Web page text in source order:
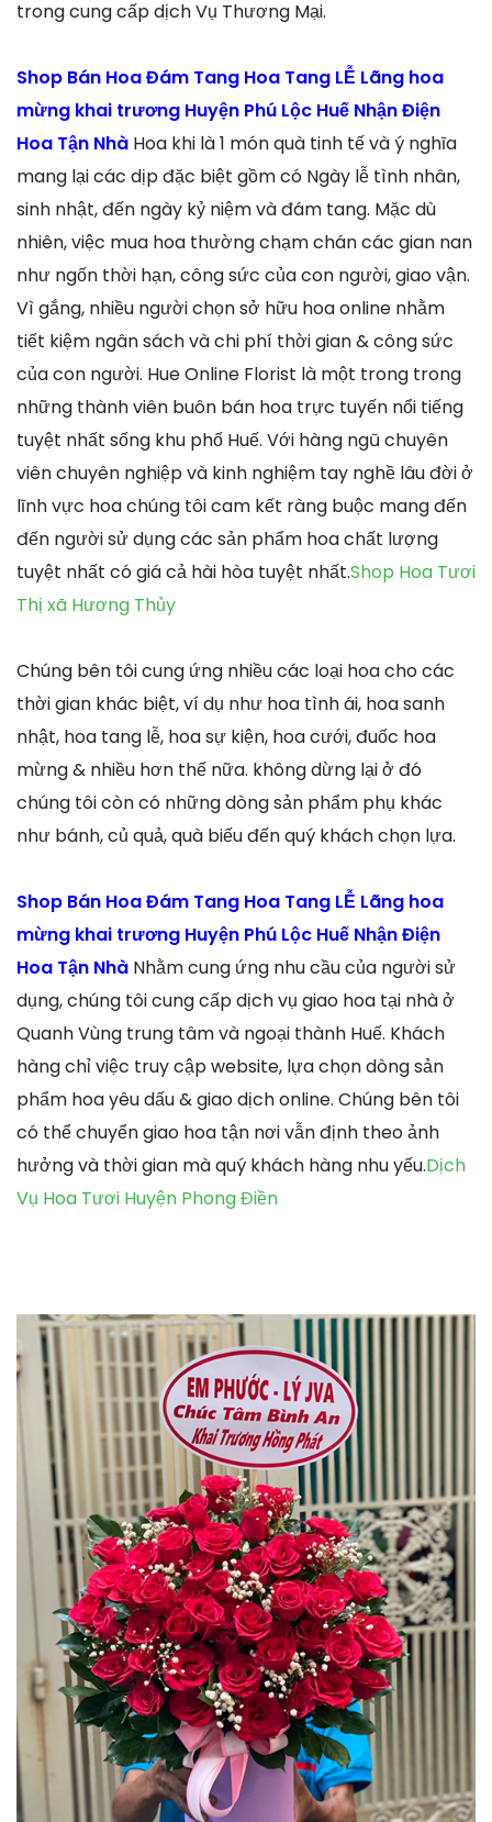
trong cung cấp dịch Vụ Thương Mại.
Shop Bán Hoa Đám Tang Hoa Tang LỄ Lãng hoa
mừng khai trương Huyện Phú Lộc Huế Nhận Điện
Hoa Tận Nhà Hoa khi là 1 món quà tinh tế và ý nghĩa
mang lại các dịp đặc biệt gồm có Ngày lễ tình nhân,
sinh nhật, đến ngày kỷ niệm và đám tang. Mặc dù
nhiên, việc mua hoa thường chạm chán các gian nan
như ngốn thời hạn, công sức của con người, giao vận.
Vì gắng, nhiều người chọn sở hữu hoa online nhằm
tiết kiệm ngân sách và chi phí thời gian & công sức
của con người. Hue Online Florist là một trong trong
những thành viên buôn bán hoa trực tuyến nổi tiếng
tuyệt nhất sống khu phố Huế. Với hàng ngũ chuyên
viên chuyên nghiệp và kinh nghiệm tay nghề lâu đời ở
lĩnh vực hoa chúng tôi cam kết ràng buộc mang đến
đến người sử dụng các sản phẩm hoa chất lượng
tuyệt nhất có giá cả hài hòa tuyệt nhất.Shop Hoa Tươi
Thị xã Hương Thủy
Chúng bên tôi cung ứng nhiều các loại hoa cho các
thời gian khác biệt, ví dụ như hoa tình ái, hoa sanh
nhật, hoa tang lễ, hoa sự kiện, hoa cưới, đuốc hoa
mừng & nhiều hơn thế nữa. không dừng lại ở đó
chúng tôi còn có những dòng sản phẩm phụ khác
như bánh, củ quả, quà biếu đến quý khách chọn lựa.
Shop Bán Hoa Đám Tang Hoa Tang LỄ Lãng hoa
mừng khai trương Huyện Phú Lộc Huế Nhận Điện
Hoa Tận Nhà Nhằm cung ứng nhu cầu của người sử
dụng, chúng tôi cung cấp dịch vụ giao hoa tại nhà ở
Quanh Vùng trung tâm và ngoại thành Huế. Khách
hàng chỉ việc truy cập website, lựa chọn dòng sản
phẩm hoa yêu dấu & giao dịch online. Chúng bên tôi
có thể chuyển giao hoa tận nơi vẫn định theo ảnh
hưởng và thời gian mà quý khách hàng nhu yếu.Dịch
Vụ Hoa Tươi Huyện Phong Điền